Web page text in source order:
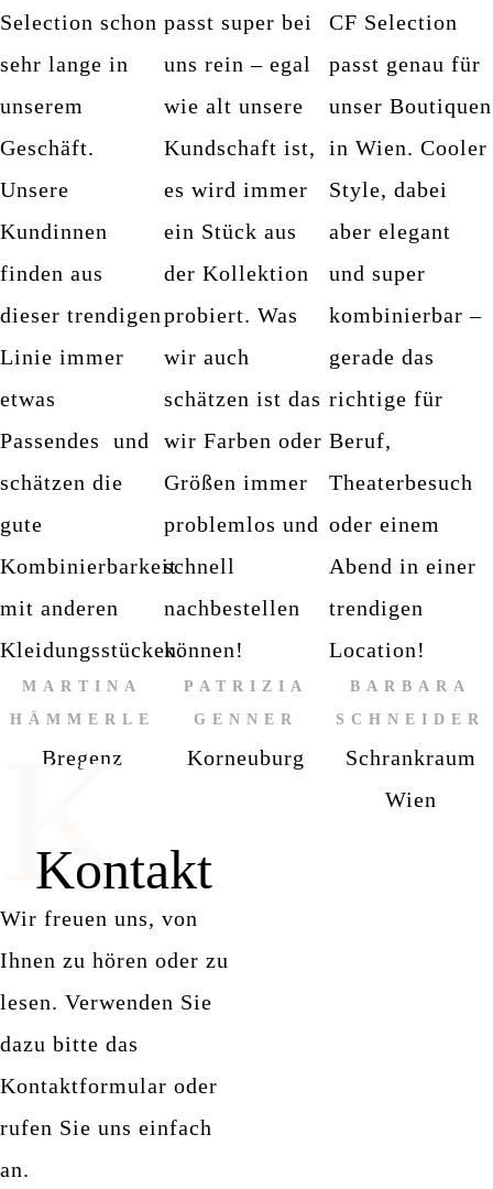
Selection schon
sehr lange in
unserem
Geschäft.
Unsere
Kundinnen
finden aus
dieser trendigen
Linie immer
etwas
Passendes und
schätzen die
gute
Kombinierbarkeit
mit anderen
Kleidungsstücken.
MARTINA
HÄMMERLE
Bregenz
passt super bei
uns rein – egal
wie alt unsere
Kundschaft ist,
es wird immer
ein Stück aus
der Kollektion
probiert. Was
wir auch
schätzen ist das
wir Farben oder
Größen immer
problemlos und
schnell
nachbestellen
können!
PATRIZIA
GENNER
Korneuburg
CF Selection
passt genau für
unser Boutiquen
in Wien. Cooler
Style, dabei
aber elegant
und super
kombinierbar –
gerade das
richtige für
Beruf,
Theaterbesuch
oder einem
Abend in einer
trendigen
Location!
BARBARA
SCHNEIDER
Schrankraum
Wien
K
Kontakt
Wir freuen uns, von
Ihnen zu hören oder zu
lesen. Verwenden Sie
dazu bitte das
Kontaktformular oder
rufen Sie uns einfach
an.